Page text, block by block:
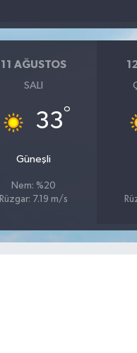
11 AĞUSTOS
SALI
33°
Güneşli
Nem: %20
Rüzgar: 7.19 m/s